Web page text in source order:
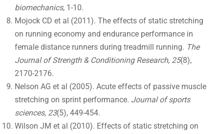
biomechanics, 1-10.
Mojock CD et al (2011). The effects of static stretching
on running economy and endurance performance in
female distance runners during treadmill running. The
Journal of Strength & Conditioning Research, 25(8),
2170-2176.
Nelson AG et al (2005). Acute effects of passive muscle
stretching on sprint performance. Journal of sports
sciences, 23(5), 449-454.
Wilson JM et al (2010). Effects of static stretching on